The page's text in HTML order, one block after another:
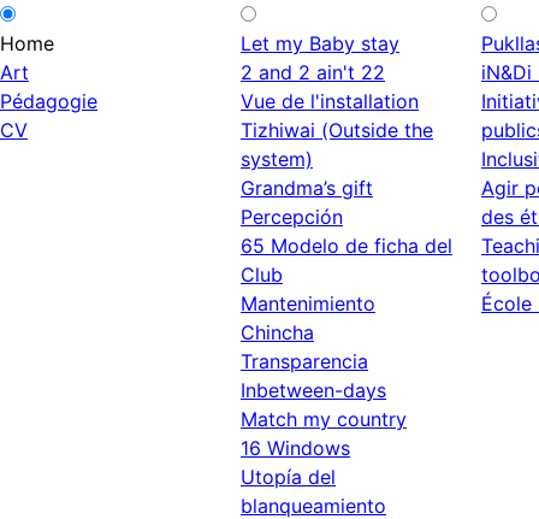
Home
Art
Pédagogie
CV
Let my Baby stay
2 and 2 ain't 22
Vue de l'installation
Tizhiwai (Outside the
system)
Grandma’s gift
Percepción
65 Modelo de ficha del
Club
Mantenimiento
Chincha
Transparencia
Inbetween-days
Match my country
16 Windows
Utopía del
blanqueamiento
Agir
des
École